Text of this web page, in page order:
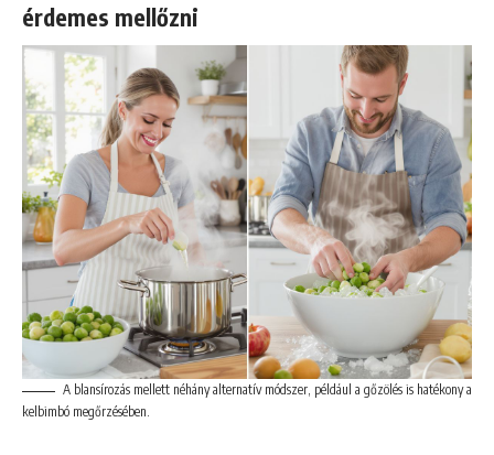
érdemes mellőzni
A blansírozás mellett néhány alternatív módszer, például a gőzölés is hatékony a
kelbimbó megőrzésében.